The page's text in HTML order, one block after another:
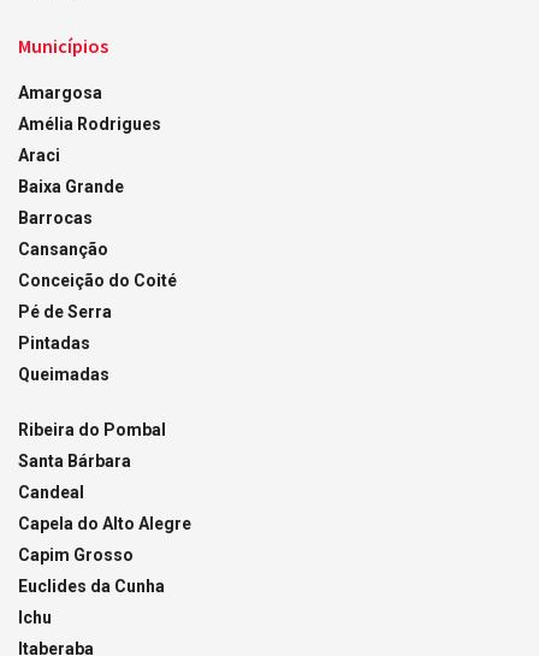
Municípios
Amargosa
Amélia Rodrigues
Araci
Baixa Grande
Barrocas
Cansanção
Conceição do Coité
Pé de Serra
Pintadas
Queimadas
Ribeira do Pombal
Santa Bárbara
Candeal
Capela do Alto Alegre
Capim Grosso
Euclides da Cunha
Ichu
Itaberaba